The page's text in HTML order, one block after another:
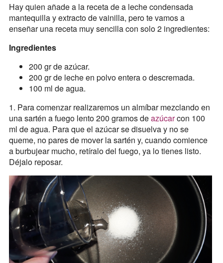
Hay quien añade a la receta de a leche condensada
mantequilla y extracto de vainilla, pero te vamos a
enseñar una receta muy sencilla con solo 2 ingredientes:
Ingredientes
200 gr de azúcar.
200 gr de leche en polvo entera o descremada.
100 ml de agua.
1. Para comenzar realizaremos un almíbar mezclando en
una sartén a fuego lento 200 gramos deazúcarcon 100
ml de agua. Para que el azúcar se disuelva y no se
queme, no pares de mover la sartén y, cuando comience
a burbujear mucho, retíralo del fuego, ya lo tienes listo.
Déjalo reposar.